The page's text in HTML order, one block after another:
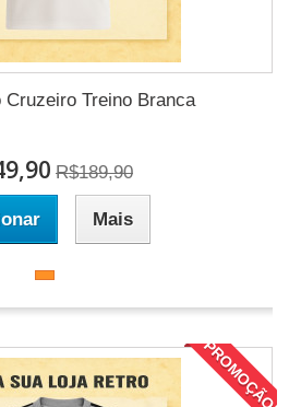
Cruzeiro Treino Branca
R$189,90
Mais
PROMOÇÃO!